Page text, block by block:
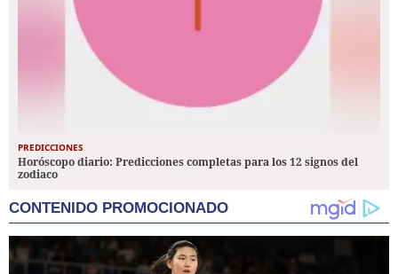
PREDICCIONES
Horóscopo diario: Predicciones completas para los 12 signos del
zodiaco
CONTENIDO PROMOCIONADO